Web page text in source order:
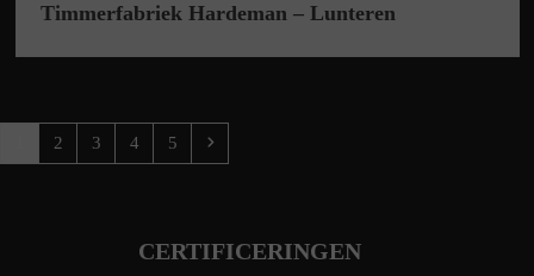
Timmerfabriek Hardeman – Lunteren
Page
2 Page
3 Page
4 Page
5 Next
CERTIFICERINGEN